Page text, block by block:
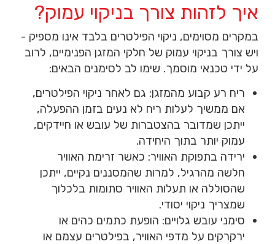
איך לזהות צורך בניקוי עמוק?
במקרים מסוימים, ניקוי הפילטרים בלבד אינו מספיק -
ויש צורך בניקוי עמוק של חלקי המזגן הפנימיים, לרוב
על ידי טכנאי מוסמך. שימו לב לסימנים הבאים:
ריח רע קבוע מהמזגן: גם לאחר ניקוי הפילטרים,
אם ממשיך לעלות ריח לא נעים בזמן ההפעלה,
ייתכן שמדובר בהצטברות של עובש או חיידקים,
עמוק יותר בתוך היחידה.
ירידה בתפוקת האוויר: כאשר זרימת האוויר
חלשה מהרגיל, למרות שהמסננים נקיים, ייתכן
שהסוללה או תעלות האוויר סתומות בלכלוך
שמצריך ניקוי יסודי.
סימני עובש גלויים: הופעת כתמים כהים או
ירקרקים על מדפי האוויר, בפילטרים עצמם או